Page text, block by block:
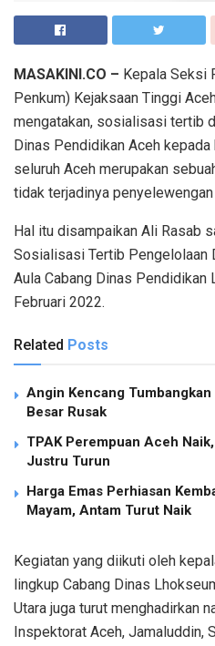
MASAKINI.CO – Kepala Seksi
Penkum) Kejaksaan Tinggi
mengatakan, sosialisasi tertib
Dinas Pendidikan Aceh
seluruh Aceh merupakan
tidak terjadinya penyelewengan
Hal itu disampaikan Ali Rasab
Sosialisasi Tertib Pengelolaan
Aula Cabang Dinas Pendidikan
Februari 2022.
Related Posts
Angin Kencang
Besar Rusak
TPAK Perempuan Aceh
Justru Turun
Harga Emas Perhiasan
Mayam, Antam Turut Naik
Kegiatan yang diikuti oleh
lingkup Cabang Dinas
Utara juga turut menghadirkan
Inspektorat Aceh, Jamaluddin,